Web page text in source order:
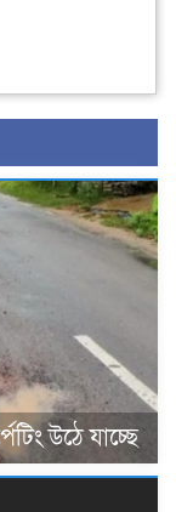
উঠে যাচ্ছে